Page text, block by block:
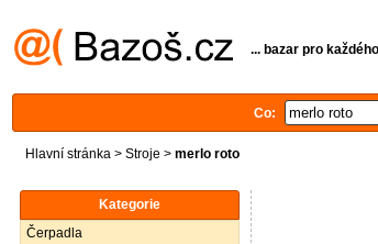
... bazar pro každého
Co:
Hlavní stránka > Stroje > merlo roto
Kategorie
Čerpadla